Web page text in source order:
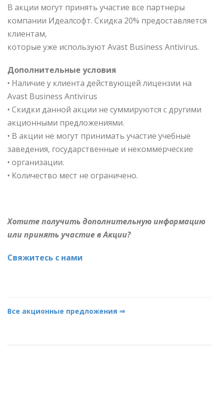
В акции могут принять участие все партнеры
компании Идеалсофт. Скидка 20% предоставляется
клиентам,
которые уже используют Avast Business Antivirus.
Дополнительные условия
• Наличие у клиента действующей лицензии на
Avast Business Antivirus
• Скидки данной акции не суммируются с другими
акционными предложениями.
• В акции не могут принимать участие учебные
заведения, государственные и некоммерческие
• организации.
• Количество мест не ограничено.
Хотите получить дополнительную информацию
или принять участие в Акции?
Свяжитесь с нами
Все акционные предложения ⇒